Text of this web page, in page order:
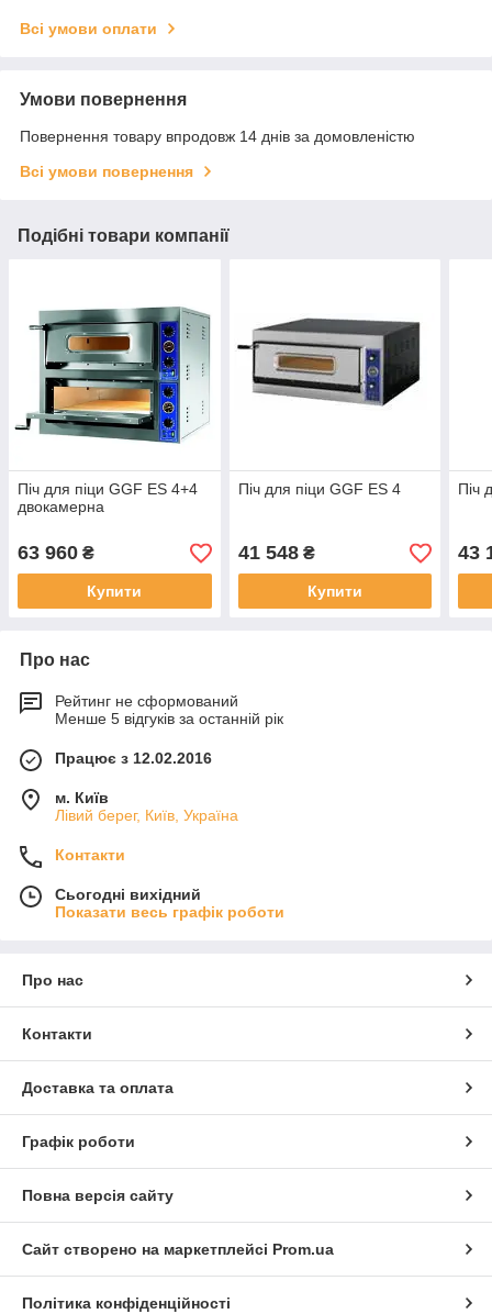
Всі умови оплати
Умови повернення
Повернення товару впродовж 14 днів за домовленістю
Всі умови повернення
Подібні товари компанії
Піч для піци GGF ES 4+4
двокамерна
63 960 ₴
Купити
Піч для піци GGF ES 4
41 548₴
Купити
Піч
43
Про нас
Рейтинг не сформований
Менше 5 відгуків за останній рік
Працює з 12.02.2016
м. Київ
Лівий берег, Київ, Україна
Контакти
Сьогодні вихідний
Показати весь графік роботи
Про нас
Контакти
Доставка та оплата
Графік роботи
Повна версія сайту
Сайт створено на маркетплейсі Prom.ua
Політика конфіденційності